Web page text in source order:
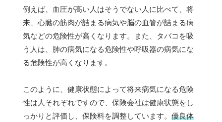
例えば、血圧が高い人はそうでない人に比べて、将
来、心臓の筋肉が詰まる病気や脳の血管が詰まる病
気などの危険性が高くなります。また、タバコを吸
う人は、肺の病気になる危険性や呼吸器の病気にな
る危険性が高くなります。
このように、健康状態によって将来病気になる危険
性は人それぞれですので、保険会社は健康状態をし
っかりと評価し、保険料を調整しています。 優良体